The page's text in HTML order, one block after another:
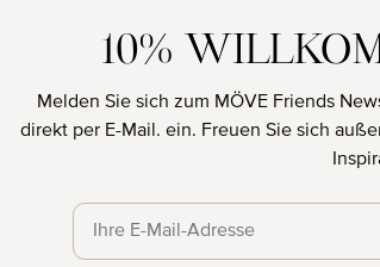
10%
Melden Sie sich zum MÖVE Friends
direkt per E-Mail. ein. Freuen Sie sich